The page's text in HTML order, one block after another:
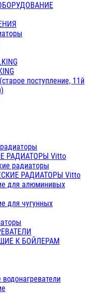
поступление, 11й
РАДИАТОРЫ Vitto
радиаторы
РАДИАТОРЫ Vitto
для алюминивых
для чугунных
К БОЙЛЕРАМ